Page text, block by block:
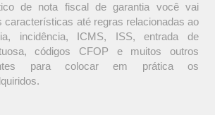
de nota fiscal de garantia você vai
características até regras relacionadas ao
incidência, ICMS, ISS, entrada de
códigos CFOP e muitos outros
para colocar em prática os